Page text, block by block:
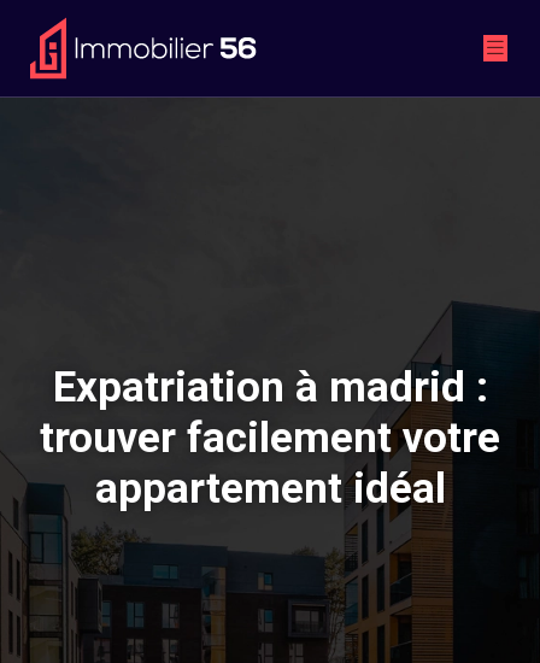
Expatriation à madrid :
trouver facilement votre
appartement idéal